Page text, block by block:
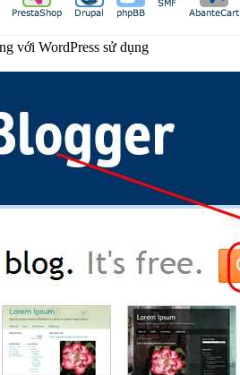
với WordPress sử dụng